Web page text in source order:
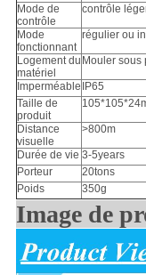
Mode de
contrôle
contrôle
Mode
fonctionnant
régulier ou
Logement du
matériel
Mouler sous
Imperméable IP65
Taille de
produit
Distance
visuelle
>800m
Durée de vie 3-5years
Porteur
20tons
Poids
350g
Image de